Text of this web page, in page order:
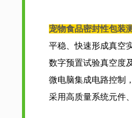
宠物食品密封性包装
平稳、快速形成真空
数字预置试验真空度
微电脑集成电路控制
采用高质量系统元件